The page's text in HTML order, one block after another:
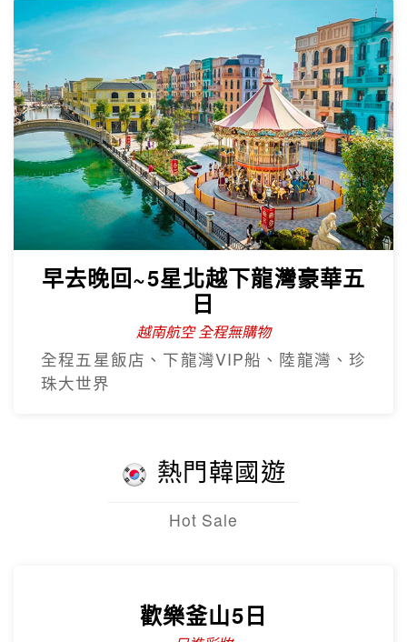
早去晚回~5星北越下龍灣豪華五
日
越南航空 全程無購物
全程五星飯店、下龍灣VIP船、陸龍灣、珍
珠大世界
熱門韓國遊
Hot Sale